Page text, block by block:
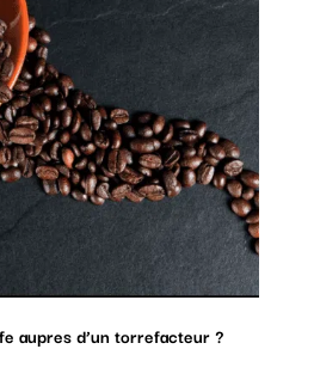
aupres d’un torrefacteur ?